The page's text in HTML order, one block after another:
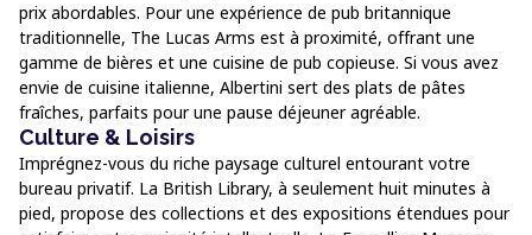
prix abordables. Pour une expérience de pub britannique
traditionnelle, The Lucas Arms est à proximité, offrant une
gamme de bières et une cuisine de pub copieuse. Si vous avez
envie de cuisine italienne, Albertini sert des plats de pâtes
fraîches, parfaits pour une pause déjeuner agréable.
Culture & Loisirs
Imprégnez-vous du riche paysage culturel entourant votre
bureau privatif. La British Library, à seulement huit minutes à
pied, propose des collections et des expositions étendues pour